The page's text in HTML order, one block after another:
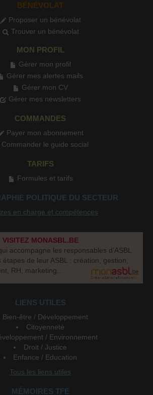
BÉNÉVOLAT
Proposer un bénévolat
Trouver un bénévolat
MON PROFIL
Gérer mon profil
Gérer mes alertes mails
Gérer mon CV
Gérer mes newsletters
COMMANDES
Payer mon abonnement
Commander le guide social
TARIFS
Formules et tarifs
POLITIQUE DU SECTEUR
en charge et compétences
VISITEZ MONASBL.BE
accompagne les responsables d’ASBL
de leur ASBL : création, gestion,
RH, marketing...
LIENS UTILES
Bien-être / Développement
Citoyenneté
/ Environnement
Droit / Justice
Enfance / Education
Tous les liens utiles
MÉMOIRES TFE